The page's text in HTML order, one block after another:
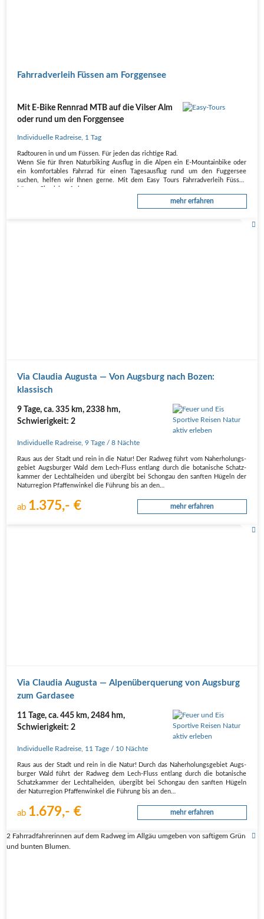
Fahrradverleih Füssen am Forggensee
Mit E-Bike Rennrad MTB auf die Vilser Alm
oder rund um den Forggensee
Individuelle Radreise 1 Tag
Radtouren in und um Füssen. Für jeden das richtige Rad.
Wenn Sie für Ihren Naturbiking Ausflug in die Alpen ein E-Mountainbike oder
ein komfortables Fahrrad für einen Tagesausflug rund um den Fuggersee
suchen, helfen wir Ihnen gerne. Mit dem Easy Tours Fahrradverleih Füssen
mehr erfahren
Via Clau­dia Augus­ta — Von Augs­burg nach Bozen:
klassisch
9 Tage, ca. 335 km, 2338 hm,
Schwierigkeit: 2
Individuelle Radreise ,9 Tage / 8 Nächte
Raus aus der Stadt und rein in die Natur! Der Rad­weg führt vom Nah­erho­lungs­
ge­biet Augs­bur­ger Wald dem Lech-Fluss ent­lang durch die bota­ni­sche Schatz­
kam­mer der Lech­t­al­hei­den und über­gibt bei Schon­gau den sanf­ten Hügeln der
Natur­re­gi­on Pfaf­fen­win­kel die Füh­rung bis an den…
ab 1.375,- € mehr erfahren
Via Clau­dia Augus­ta — Alpen­über­que­rung von Augs­burg
zum Gardasee
11 Tage, ca. 445 km, 2484 hm,
Schwierigkeit: 2
Individuelle Radreise 11 Tage / 10 Nächte
Raus aus der Stadt und rein in die Natur! Durch das Nah­erho­lungs­ge­biet Augs­
bur­ger Wald führt der Rad­weg dem Lech-Fluss ent­lang durch die bota­ni­sche
Schatz­kam­mer der Lech­t­al­hei­den, über­gibt bei Schon­gau den sanf­ten Hügeln
der Natur­re­gi­on Pfaf­fen­win­kel die Füh­rung bis an den…
ab 1.679,- € mehr erfahren
2 Fahrradfahrerinnen auf dem Radweg im Allgäu umgeben von saftigem Grün
und bunten Blumen.